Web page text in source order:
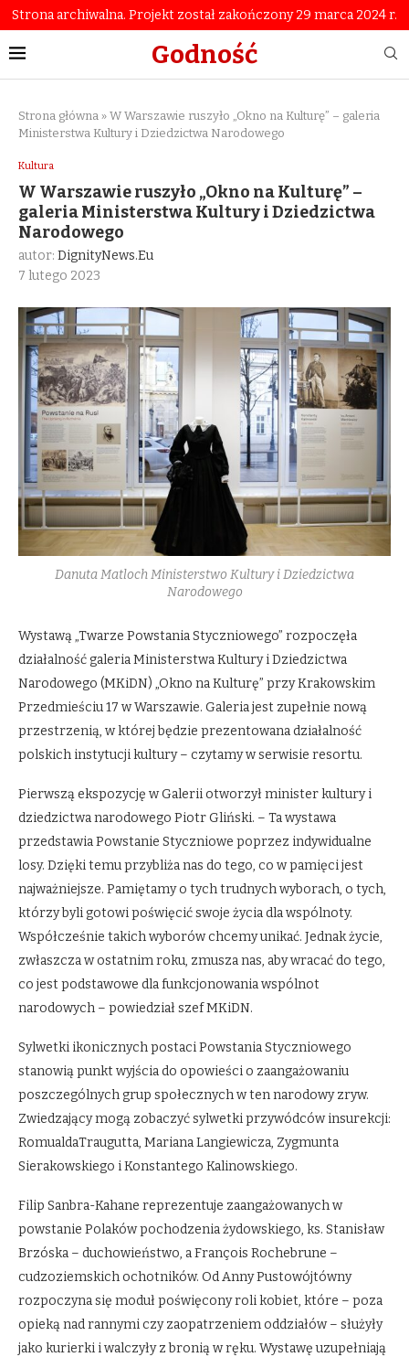
Strona archiwalna. Projekt został zakończony 29 marca 2024 r.
Godność
Strona główna » W Warszawie ruszyło „Okno na Kulturę” – galeria
Ministerstwa Kultury i Dziedzictwa Narodowego
Kultura
W Warszawie ruszyło „Okno na Kulturę” –
galeria Ministerstwa Kultury i Dziedzictwa
Narodowego
autor: DignityNews.eu
7 lutego 2023
Danuta Matloch Ministerstwo Kultury i Dziedzictwa
Narodowego
Wystawą „Twarze Powstania Styczniowego” rozpoczęła
działalność galeria Ministerstwa Kultury i Dziedzictwa
Narodowego (MKiDN) „Okno na Kulturę” przy Krakowskim
Przedmieściu 17 w Warszawie. Galeria jest zupełnie nową
przestrzenią, w której będzie prezentowana działalność
polskich instytucji kultury – czytamy w serwisie resortu.
Pierwszą ekspozycję w Galerii otworzył minister kultury i
dziedzictwa narodowego Piotr Gliński. – Ta wystawa
przedstawia Powstanie Styczniowe poprzez indywidualne
losy. Dzięki temu przybliża nas do tego, co w pamięci jest
najważniejsze. Pamiętamy o tych trudnych wyborach, o tych,
którzy byli gotowi poświęcić swoje życia dla wspólnoty.
Współcześnie takich wyborów chcemy unikać. Jednak życie,
zwłaszcza w ostatnim roku, zmusza nas, aby wracać do tego,
co jest podstawowe dla funkcjonowania wspólnot
narodowych – powiedział szef MKiDN.
Sylwetki ikonicznych postaci Powstania Styczniowego
stanowią punkt wyjścia do opowieści o zaangażowaniu
poszczególnych grup społecznych w ten narodowy zryw.
Zwiedzający mogą zobaczyć sylwetki przywódców insurekcji:
RomualdaTraugutta, Mariana Langiewicza, Zygmunta
Sierakowskiego i Konstantego Kalinowskiego.
Filip Sanbra-Kahane reprezentuje zaangażowanych w
powstanie Polaków pochodzenia żydowskiego, ks. Stanisław
Brzóska – duchowieństwo, a François Rochebrune –
cudzoziemskich ochotników. Od Anny Pustowójtówny
rozpoczyna się moduł poświęcony roli kobiet, które – poza
opieką nad rannymi czy zaopatrzeniem oddziałów – służyły
jako kurierki i walczyły z bronią w ręku. Wystawę uzupełniają